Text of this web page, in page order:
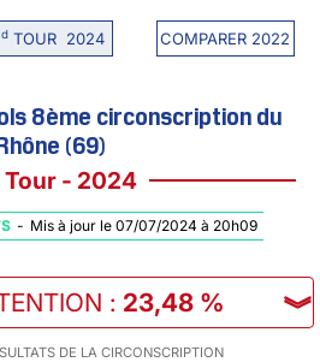
TOUR 2024 COMPARER 2022
8ème circonscription du
(69)
Tour - 2024
- Mis à jour le 07/07/2024 à 20h09
: 23,48 % ︾
DE LA CIRCONSCRIPTION